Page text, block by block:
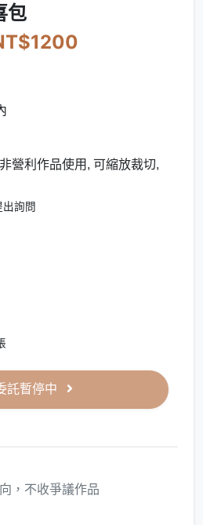
包
營利作品使用, 可縮放裁切,
詢問
託暫停中
，不收爭議作品